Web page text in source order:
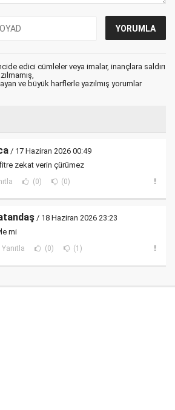
edici cümleler veya imalar, inançlara saldırı
ve büyük harflerle yazılmış yorumlar
/ 17 Haziran 2026 00:49
zekat verin çürümez
(0) (0)
/ 18 Haziran 2026 23:23
mi
Yanıtla (0) (1)